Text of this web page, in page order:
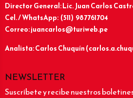
Director General: Lic.Juan Carlos
Cel. / WhatsApp: (511) 987761704
Correo: juancarlos@turiweb.pe
Analista: Carlos Chuquín
NEWSLETTER
Suscríbete y recibe nuestros